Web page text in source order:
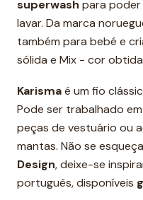
superwash para poder
lavar. Da marca
também para bebé e
sólida e Mix - cor
Karismaé um fio
Pode ser trabalhado
peças de vestuário ou
mantas. Não se
Design, deixe-se
português, disponíveis